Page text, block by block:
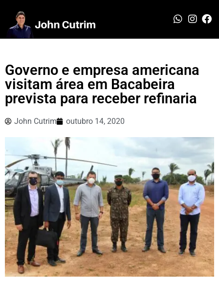
Governo e empresa americana
visitam área em Bacabeira
prevista para receber refinaria
John Cutrim outubro 14, 2020